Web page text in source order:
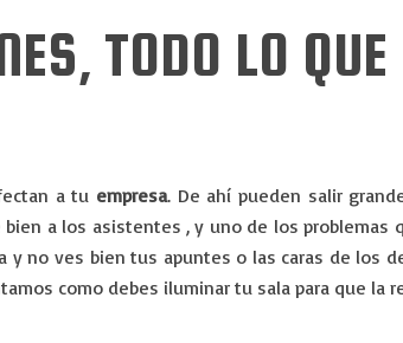
TODO LO
a tu empresa. De ahí pueden salir
a los asistentes , y uno de los problemas
no ves bien tus apuntes o las caras de los
como debes iluminar tu sala para que la